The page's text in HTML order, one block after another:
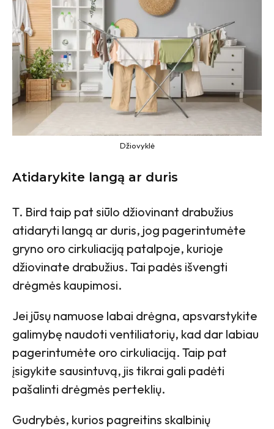
Džiovyklė
Atidarykite langą ar duris
T. Bird taip pat siūlo džiovinant drabužius
atidaryti langą ar duris, jog pagerintumėte
gryno oro cirkuliaciją patalpoje, kurioje
džiovinate drabužius. Tai padės išvengti
drėgmės kaupimosi.
Jei jūsų namuose labai drėgna, apsvarstykite
galimybę naudoti ventiliatorių, kad dar labiau
pagerintumėte oro cirkuliaciją. Taip pat
įsigykite sausintuvą, jis tikrai gali padėti
pašalinti drėgmės perteklių.
Gudrybės, kurios pagreitins skalbinių